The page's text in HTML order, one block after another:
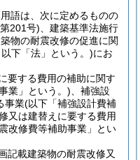
語は、次に定めるものの
201号) 、建築基準法施行
物の耐震改修の促進に関
下「法」という。)にお
する費用の補助に関す
業」という。) 、補強設
事業(以下「補強設計費補
又は建替えに要する費用
改修費等補助事業」とい
載建築物の耐震改修又